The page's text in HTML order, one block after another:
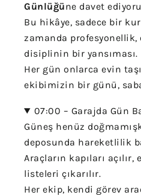
Günlüğüne davet
Bu hikâye, sadece bir
zamanda profesyonellik,
disiplinin bir yansıması.
Her gün onlarca evin
ekibimizin bir günü,
07:00 – Garajda Gün
Güneş henüz
deposunda hareketlilik
Araçların kapıları
listeleri çıkarılır.
Her ekip, kendi görev